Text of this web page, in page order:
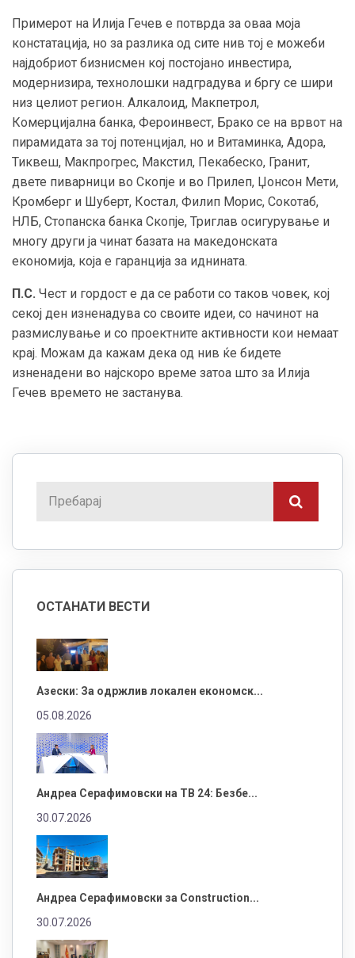
Примерот на Илија Гечев е потврда за оваа моја
констатација, но за разлика од сите нив тој е можеби
најдобриот бизнисмен кој постојано инвестира,
модернизира, технолошки надградува и бргу се шири
низ целиот регион. Алкалоид, Макпетрол,
Комерцијална банка, Фероинвест, Брако се на врвот на
пирамидата за тој потенцијал, но и Витаминка, Адора,
Тиквеш, Макпрогрес, Макстил, Пекабеско, Гранит,
двете пиварници во Скопје и во Прилеп, Џонсон Мети,
Кромберг и Шуберт, Костал, Филип Морис, Сокотаб,
НЛБ, Стопанска банка Скопје, Триглав осигурување и
многу други ја чинат базата на македонската
економија, која е гаранција за иднината.
П.С. Чест и гордост е да се работи со таков човек, кој
секој ден изненадува со своите идеи, со начинот на
размислување и со проектните активности кои немаат
крај. Можам да кажам дека од нив ќе бидете
изненадени во најскоро време затоа што за Илија
Гечев времето не застанува.
ОСТАНАТИ ВЕСТИ
Азески: За одржлив локален економск...
05.08.2026
Андреа Серафимовски на ТВ 24: Безбе...
30.07.2026
Андреа Серафимовски за Construction...
30.07.2026